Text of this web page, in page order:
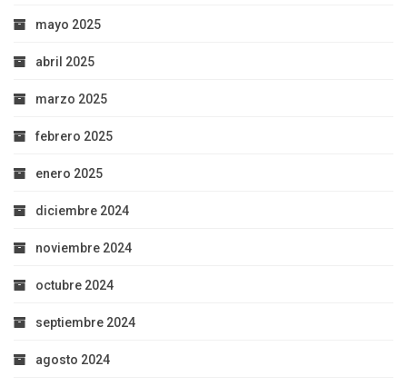
mayo 2025
abril 2025
marzo 2025
febrero 2025
enero 2025
diciembre 2024
noviembre 2024
octubre 2024
septiembre 2024
agosto 2024